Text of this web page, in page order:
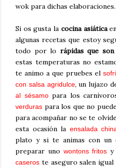
wok para dichas elaboraciones.
Si os gusta la cocina asiática
algunas recetas que estoy
todo por lo rápidas que
estas temperaturas no
te animo a que pruebes el
con salsa agridulce, un lujazo
al sésamopara los
verduras para los que no
para acompañar no se te
esta ocasión la ensalada
plato y si te animas con
preparar uno wontons fritos y
caseros te aseguro salen